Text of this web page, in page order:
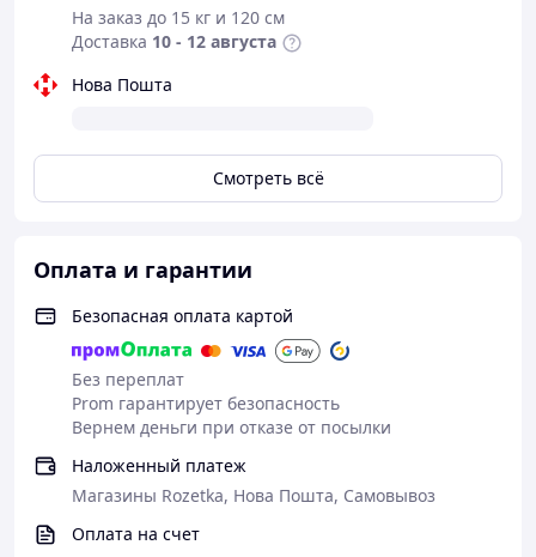
На заказ до 15 кг и 120 см
Доставка 10 - 12 августа
Нова Пошта
Смотреть всё
Оплата и гарантии
Безопасная оплата картой
Без переплат
Prom гарантирует безопасность
Вернем деньги при отказе от посылки
Наложенный платеж
Магазины Rozetka, Нова Пошта, Самовывоз
Оплата на счет